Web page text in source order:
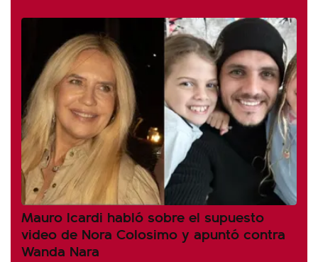
Mauro Icardi habló sobre el supuesto
video de Nora Colosimo y apuntó contra
Wanda Nara